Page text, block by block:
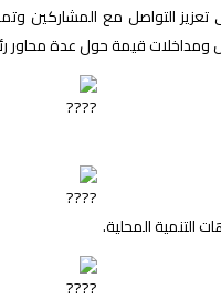
التواصل مع المشاركين
ومداخلات قيمة حول عدة محاور
التنمية المحلية.